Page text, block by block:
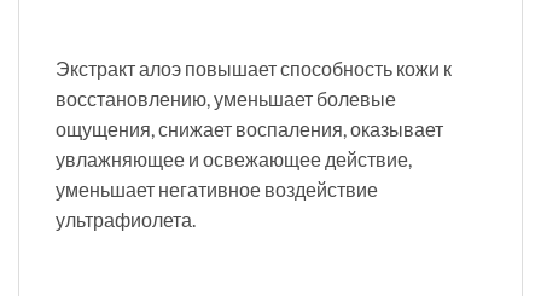
Экстракт алоэ повышает способность кожи к
восстановлению, уменьшает болевые
ощущения, снижает воспаления, оказывает
увлажняющее и освежающее действие,
уменьшает негативное воздействие
ультрафиолета.